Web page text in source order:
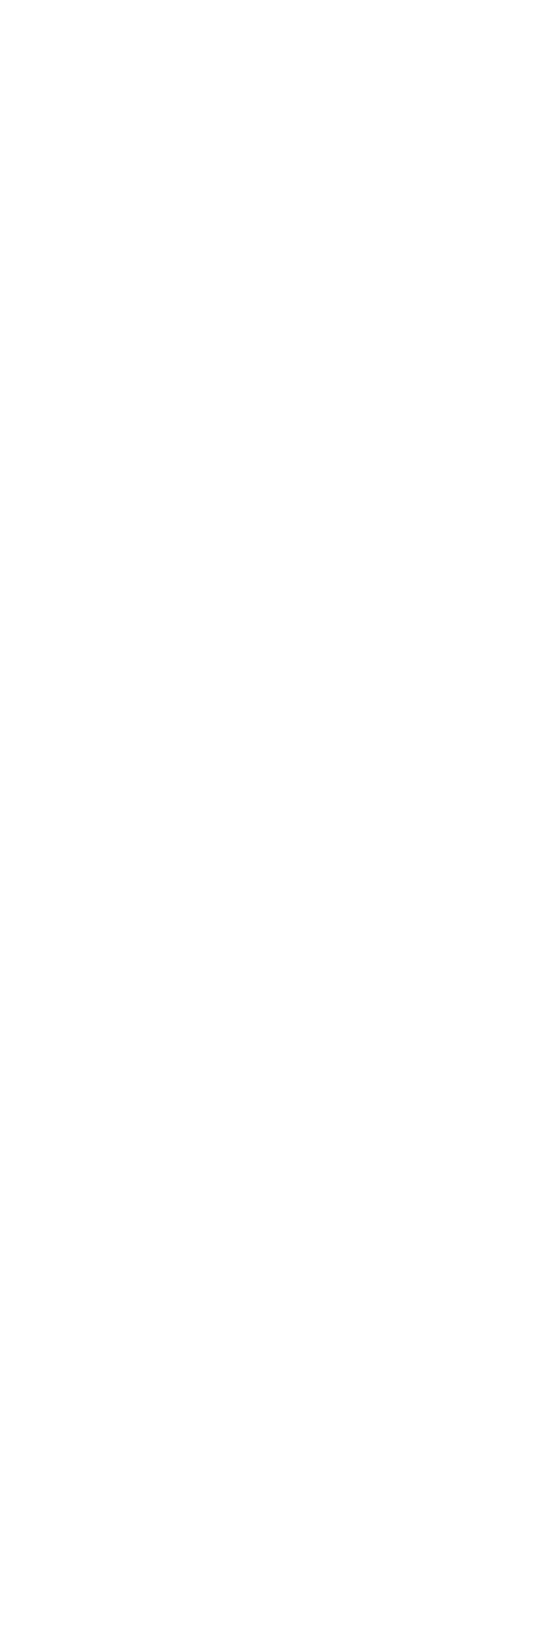
collega. Die heeft vwo
groepen best wel
dat blijkt ook uit de
ook niet zo goed
veel
aandacht is bij de
echt dat het
bewegen is dat, en
dus taal en
ook daar dat er wel
onderwijs, maar
dat we wat we
om ervoor te
van vwo leerlingen
ze niet goed
dat bij de NT-eners
zijn er gewoon
spreek toch gewoon
dat niveau is te laag.
om een om een
het echt over, nou
je de NT 2 als
nou, die
dat taboe op
de Peil
in de 10
niet meer tot de
kanttekeningen
dat dat het ook
we dat wegen?